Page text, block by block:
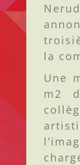
la
Une
m2